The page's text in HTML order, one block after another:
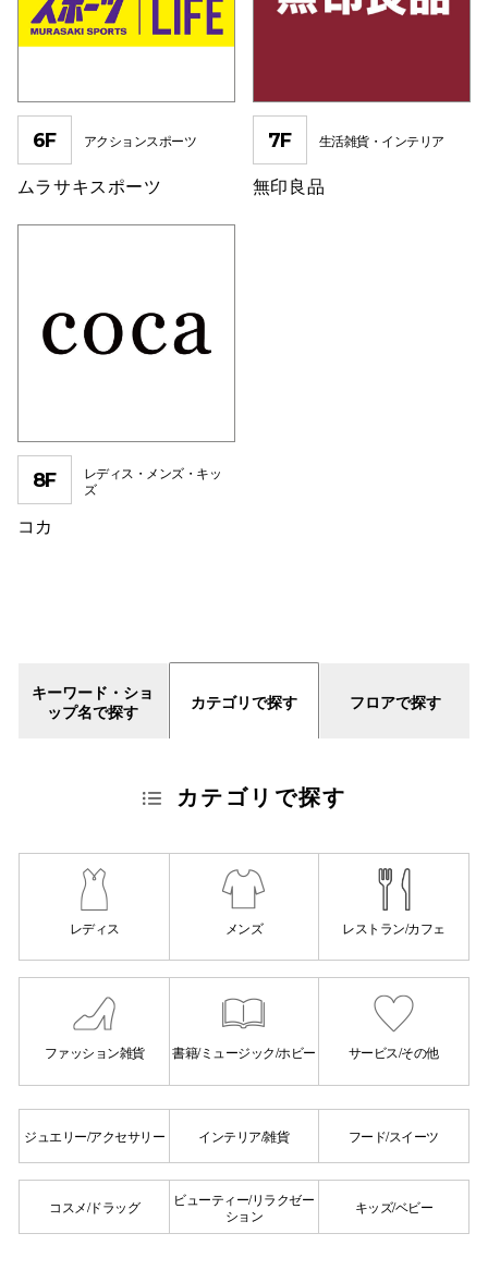
6F アクションスポーツ
ムラサキスポーツ
7F 生活雑貨・インテリア
無印良品
8F
レディス・メンズ・キッ
ズ
コカ
キーワード・ショ
ップ名で探す
カテゴリで探す
カテゴリで探す
レディス メンズ レストラン/カフェ
ファッション雑貨 書籍/ミュージック/ホビー サービス/その他
ジュエリー/アクセサリー インテリア/雑貨 フード/スイーツ
コスメ/ドラッグ
ビューティー/リラクゼー
ション
キッズ/ベビー
フロアで探す